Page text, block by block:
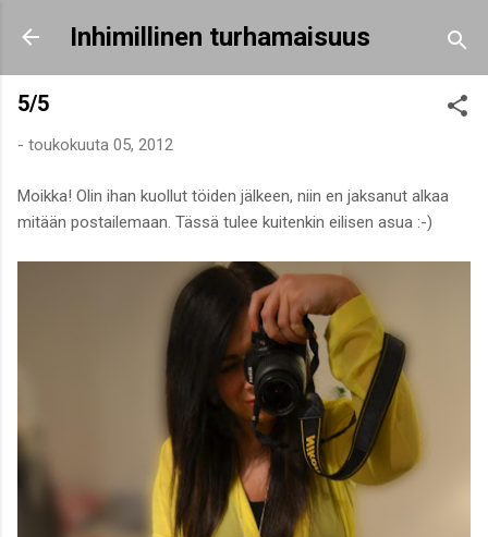
Siirry pääsisältöön
Inhimillinen turhamaisuus
5/5
- toukokuuta 05, 2012
Moikka! Olin ihan kuollut töiden jälkeen, niin en jaksanut alkaa
mitään postailemaan. Tässä tulee kuitenkin eilisen asua :-)